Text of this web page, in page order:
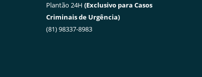
Plantão 24H (Exclusivo para Casos
Criminais de Urgência)
(81) 98337-8983